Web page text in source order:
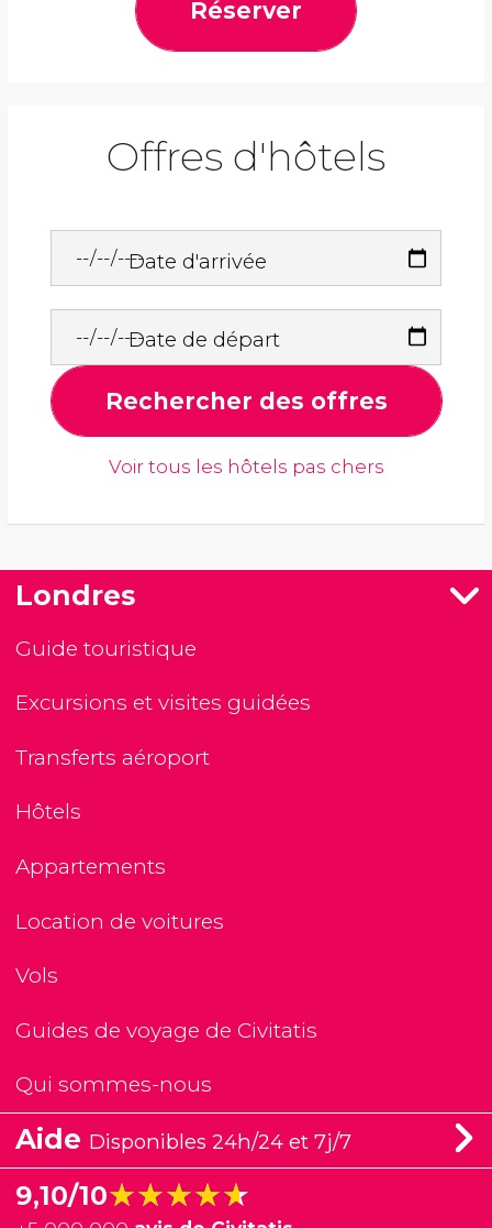
Réserver
Offres d'hôtels
Date d'arrivée
Date de départ
Rechercher des offres
Voir tous les hôtels pas chers
Londres
Guide touristique
Excursions et visites guidées
Transferts aéroport
Hôtels
Appartements
Location de voitures
Vols
Guides de voyage de Civitatis
Qui sommes-nous
Aide Disponibles 24h/24 et 7j/7
9,10/10★★★★★
★★★★★